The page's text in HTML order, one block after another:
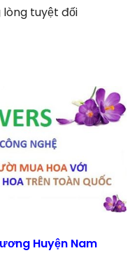
tuyệt đối
Huyện Nam